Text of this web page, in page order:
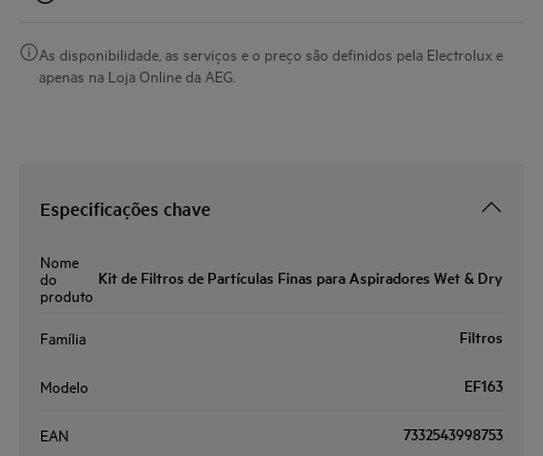
As disponibilidade, as serviços e o preço são definidos pela Electrolux e
apenas na Loja Online da AEG.
Especificações chave
Nome
do
produto
Kit de Filtros de Partículas Finas para Aspiradores Wet & Dry
Família Filtros
Modelo EF163
EAN 7332543998753